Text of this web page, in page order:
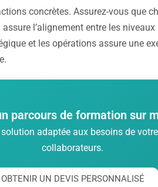
concrètes. Assurez-vous que
l’alignement entre les
et les opérations assure une
parcours de formation sur
adaptée aux besoins de
collaborateurs.
OBTENIR UN DEVIS PERSONNALISÉ